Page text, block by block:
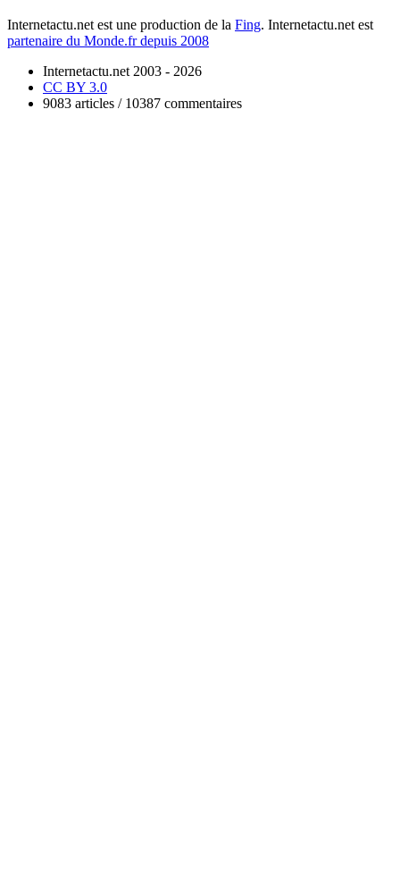
Internetactu.net est une production de la Fing. Internetactu.net est
partenaire du Monde.fr depuis 2008
Internetactu.net 2003 - 2026
CC BY 3.0
9083 articles / 10387 commentaires